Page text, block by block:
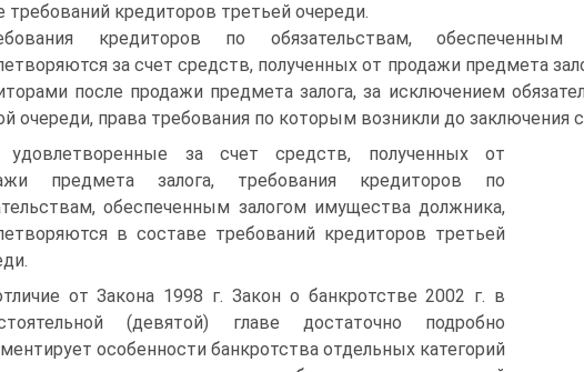
требований кредиторов третьей очереди.
кредиторов по обязательствам,
за счет средств, полученных от продажи предмета
после продажи предмета залога, за исключением
очереди, права требования по которым возникли до заключения
за счет средств, полученных от
предмета залога, требования кредиторов по
обеспеченным залогом имущества должника,
в составе требований кредиторов третьей
от Закона 1998 г. Закон о банкротстве 2002 г. в
(девятой) главе достаточно подробно
особенности банкротства отдельных категорий